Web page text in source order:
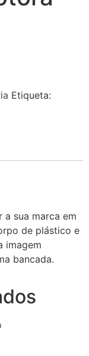
Etiqueta:
a sua marca em
de plástico e
imagem
bancada.